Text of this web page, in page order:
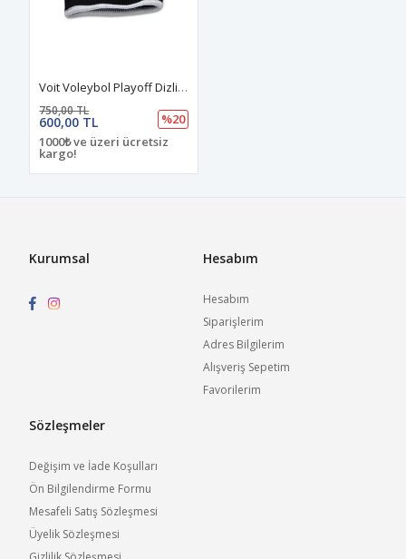
Voit Voleybol Playoff Dizlik Small Siyah
600,00 TL
750,00 TL
%20
1000₺ ve üzeri ücretsiz
kargo!
Kurumsal Hesabım
Hesabım
Siparişlerim
Adres Bilgilerim
Alışveriş Sepetim
Favorilerim
Sözleşmeler
Değişim ve İade Koşulları
Ön Bilgilendirme Formu
Mesafeli Satış Sözleşmesi
Üyelik Sözleşmesi